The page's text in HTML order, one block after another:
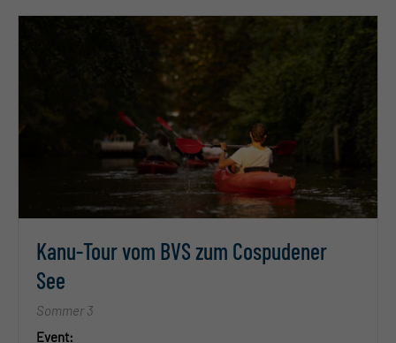
Kanu-Tour vom BVS zum Cospudener
See
Sommer 3
Event: